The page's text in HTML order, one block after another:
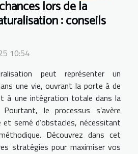
lors de la
: conseils
10:54
peut représenter un
une vie, ouvrant la porte à de
à une intégration totale dans la
Pourtant, le processus s’avère
semé d’obstacles, nécessitant
Découvrez dans cet
stratégies pour maximiser vos